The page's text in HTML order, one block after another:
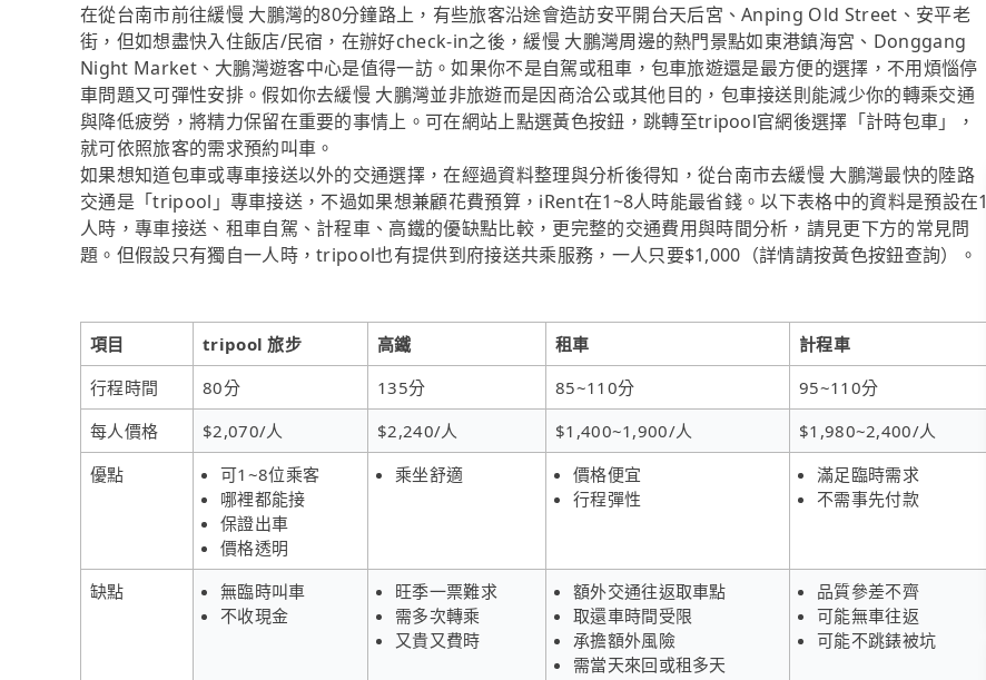
在從台南市前往緩慢 大鵬灣的80分鐘路上，有些旅客沿途會造訪安平開台天后宮、Anping Old Street、安平老
街，但如想盡快入住飯店/民宿，在辦好check-in之後，緩慢 大鵬灣周邊的熱門景點如東港鎮海宮、Donggang
Night Market、大鵬灣遊客中心是值得一訪。如果你不是自駕或租車，包車旅遊還是最方便的選擇，不用煩惱停
車問題又可彈性安排。假如你去緩慢 大鵬灣並非旅遊而是因商洽公或其他目的，包車接送則能減少你的轉乘交通
與降低疲勞，將精力保留在重要的事情上。可在網站上點選黃色按鈕，跳轉至tripool官網後選擇「計時包車」，
就可依照旅客的需求預約叫車。
如果想知道包車或專車接送以外的交通選擇，在經過資料整理與分析後得知，從台南市去緩慢 大鵬灣最快的陸路
交通是「tripool」專車接送，不過如果想兼顧花費預算，iRent在1~8人時能最省錢。以下表格中的資料是預設在1
人時，專車接送、租車自駕、計程車、高鐵的優缺點比較，更完整的交通費用與時間分析，請見更下方的常見問
題。但假設只有獨自一人時，tripool也有提供到府接送共乘服務，一人只要$1,000（詳情請按黃色按鈕查詢）。
項目 tripool 旅步 高鐵 租車
計程車
行程時間
80分 135分 85~110分
95~110分
每人價格
$2,070/人 $2,240/人 $1,400~1,900/人
$1,980~2,400/人
優點
可1~8位乘客
哪裡都能接
保證出車
價格透明
乘坐舒適
價格便宜
行程彈性
滿足臨時需求
不需事先付款
缺點
無臨時叫車
不收現金
旺季一票難求
需多次轉乘
又貴又費時
額外交通往返取車點
取還車時間受限
承擔額外風險
需當天來回或租多天
品質參差不齊
可能無車往返
可能不跳錶被坑